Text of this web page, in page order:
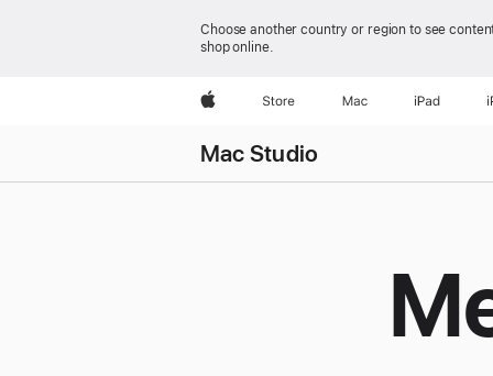
Choose another country or region to see
shop online.
AppleStore Mac iPad
Mac Studio